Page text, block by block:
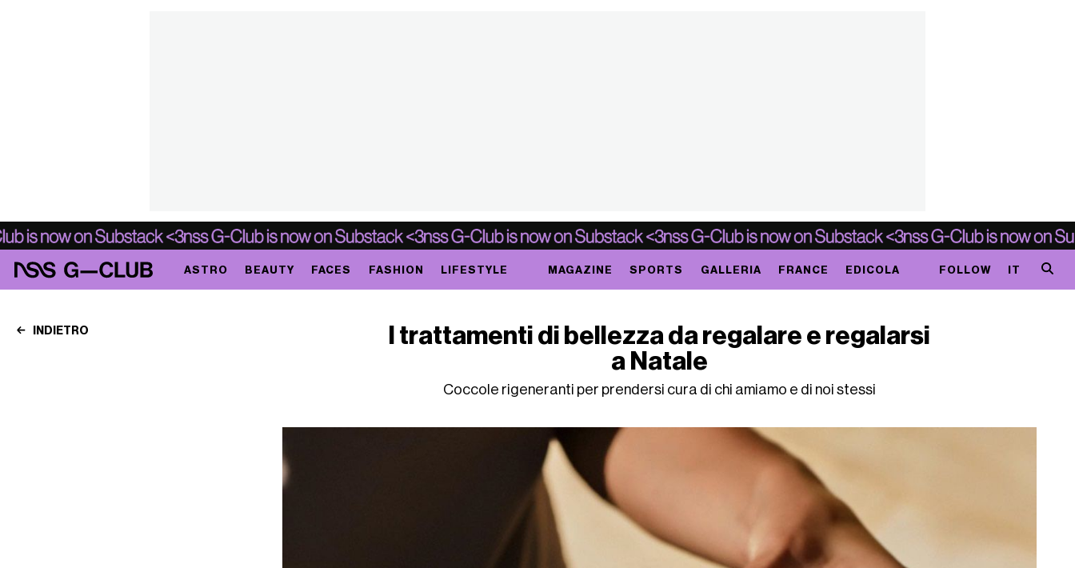
ASTRO BEAUTY FACES FASHION LIFESTYLE MAGAZINE SPORTS GALLERIA FRANCE EDICOLA FOLLOW IT
INDIETRO
I trattamenti di bellezza da regalare e regalarsi
a Natale
Coccole rigeneranti per prendersi cura di chi amiamo e di noi stessi